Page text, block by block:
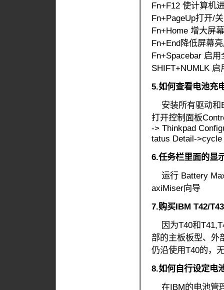
Fn+F12 使计算机
Fn+PageUp打开/
Fn+Home 增大屏
Fn+End降低屏幕
Fn+Spacebar 启
SHIFT+NUMLK 启
5.如何查看电池充
安装所有驱动和
打开控制面板
-> Thinkpad
tatus Detail->cycle
6.任务栏里面的显
运行 Battery
axiMiser向导
7.购买IBM T42/
因为T40和
部的主板板型、外
仍沿使用T40的，
8.如何自行设定电
在IBM的电池管